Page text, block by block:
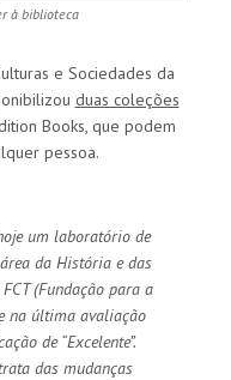
à biblioteca
e Sociedades da
duas coleções
Books, que podem
pessoa.
um laboratório de
da História e das
(Fundação para a
na última avaliação
de “Excelente”.
das mudanças